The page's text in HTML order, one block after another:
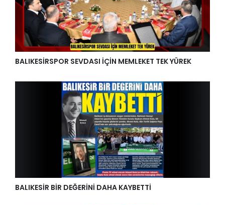
BALIKESİRSPOR SEVDASI İÇİN MEMLEKET TEK YÜREK
BALIKESİR BİR DEĞERİNİ DAHA KAYBETTİ